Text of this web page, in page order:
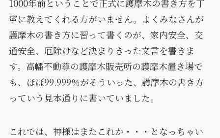
1000年前ということで正式に護摩木の書き方を丁
寧に教えてくれる方がいません。よくみなさんが
護摩木の書き方に習って書くのが、家内安全、交
通安全、厄除けなど決まりきった文言を書きま
す。高幡不動尊の護摩木販売所の護摩木置き場で
も、ほぼ99.999％がそういった、護摩木の書き方
っていう見本通りに書いていました。
これでは、神様はまたこれか・・・となっちゃい